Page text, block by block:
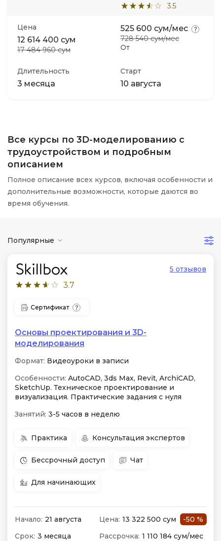
3.5
Цена
12 614 400 сум
17 484 960 сум От
525 600 сум/мес
728 540 сум/мес
Длительность
3 месяца
Старт
10 августа
Все курсы по 3D-моделированию с
трудоустройством и подробным
описанием
Полное описание всех курсов, включая особенности и
дополнительные возможности, которые даются во
время обучения.
Популярные
3.7
5 отзывов
Сертификат
Основы проектирования и 3D-
моделирования
Формат: Видеоуроки в записи
Особенности: AutoCAD, 3ds Max, Revit, ArchiCAD,
SketchUp. Техническое проектирование и
визуализация. Практические задания с нуля
Занятий: 3-5 часов в неделю
Практика Консультация экспертов
Бессрочный доступ Чат
Для начинающих
Начало: 21 августа Цена: 13 322 500 сум
-50 %
Срок: 3 месяца Рассрочка: 1 110 184 сум/мес